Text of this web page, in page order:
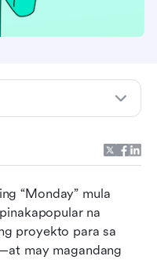
“Monday” mula
na
proyekto para sa
may magandang
ito?
tampok ng